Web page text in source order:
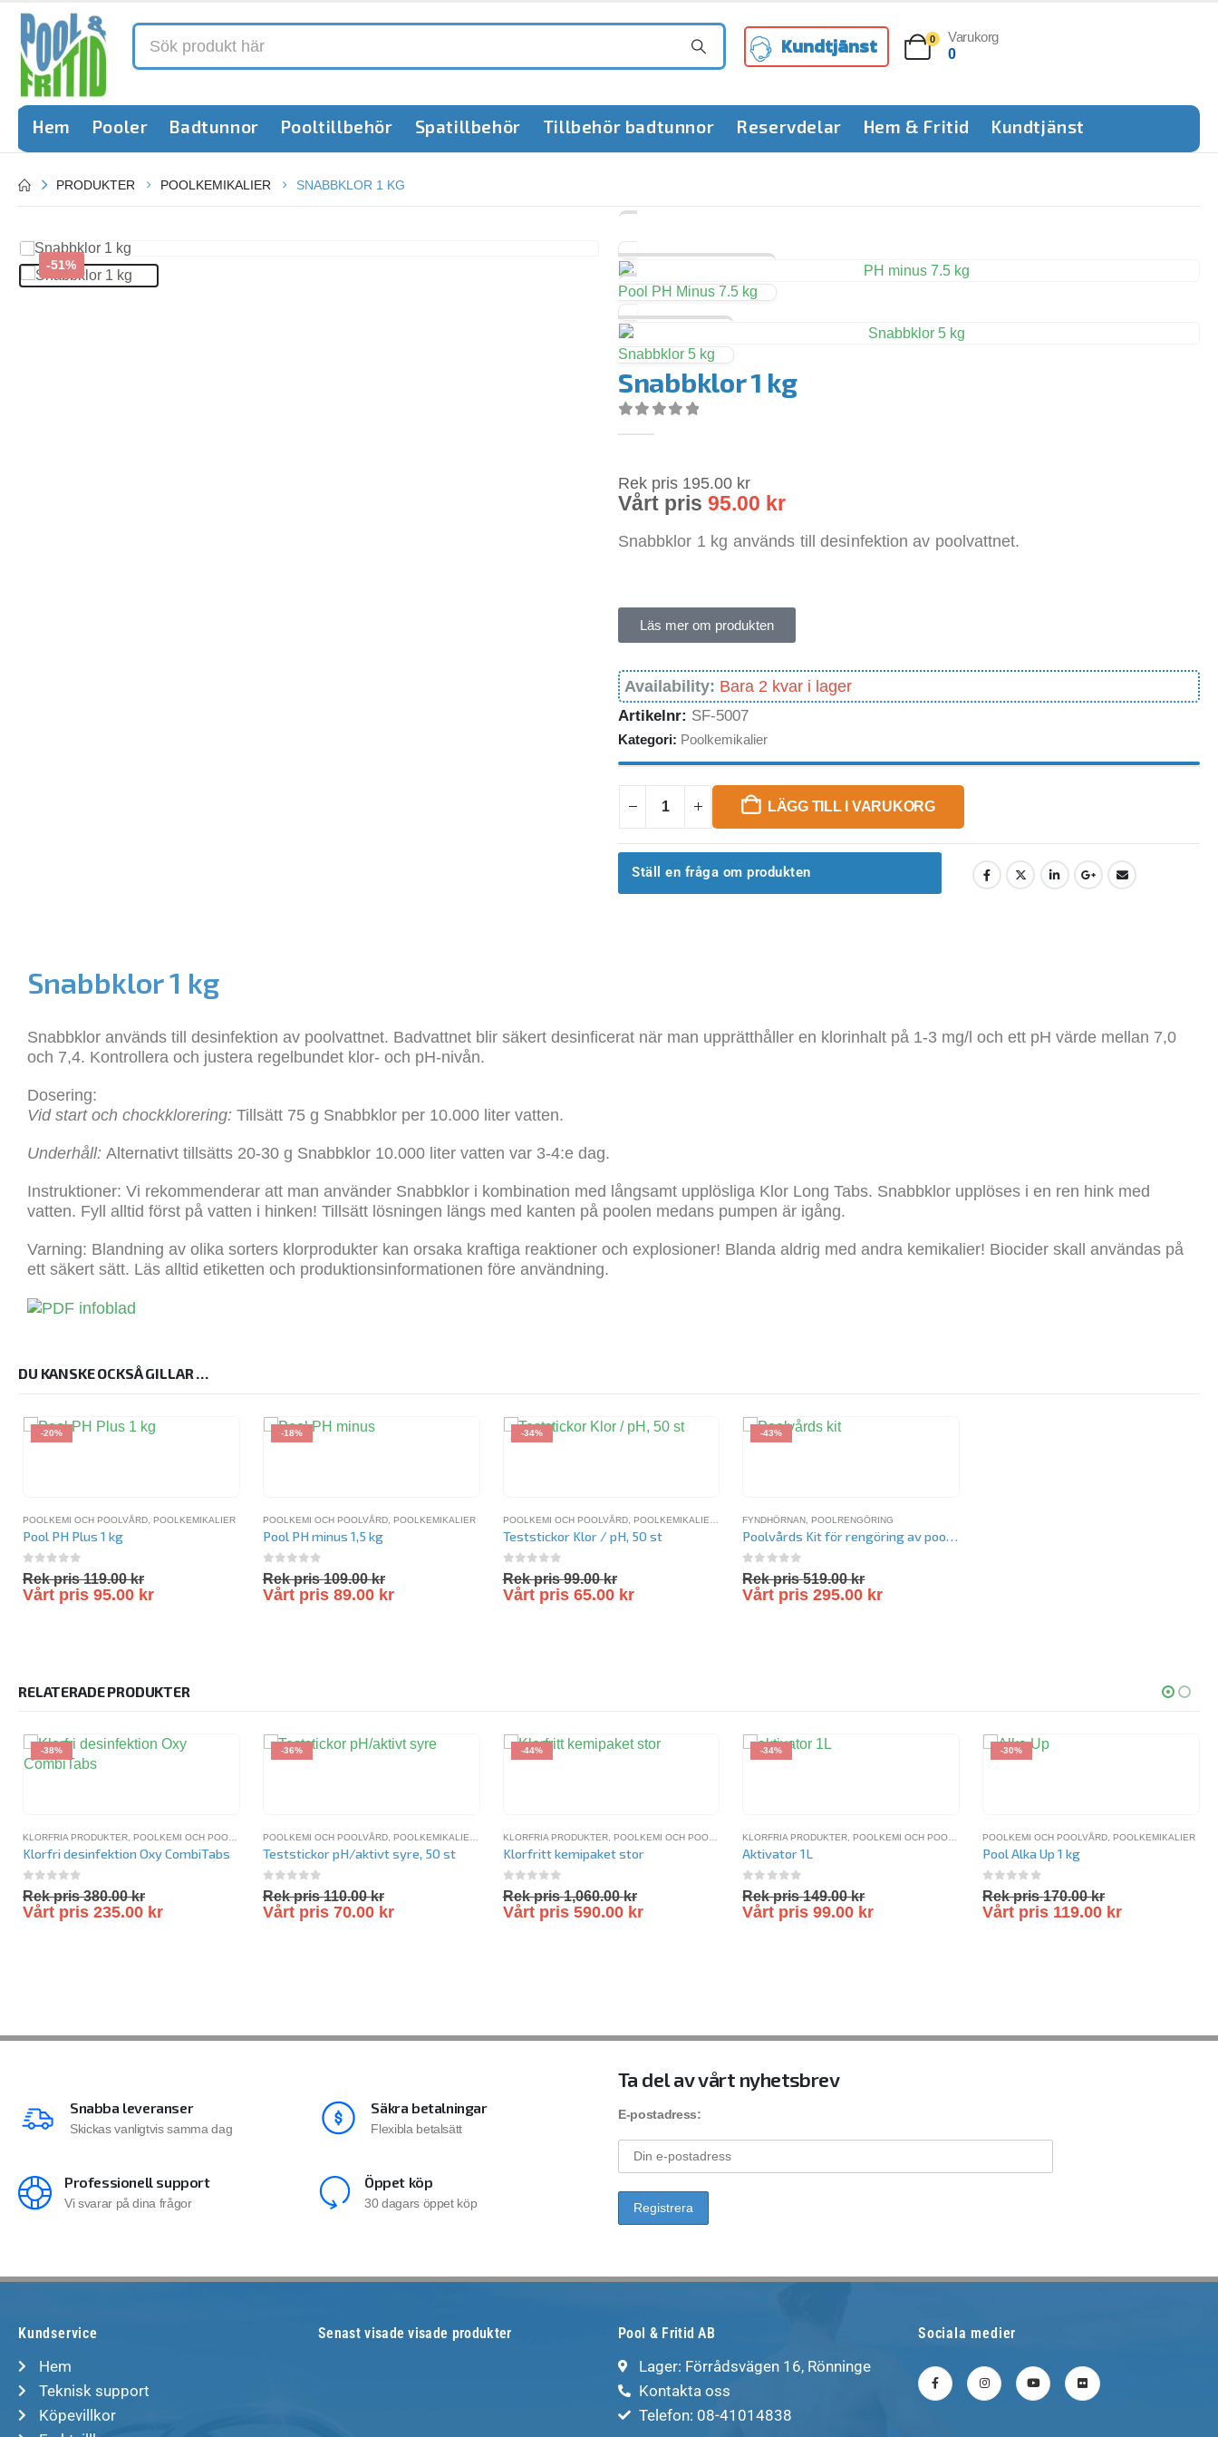
Kundtjänst 0
Varukorg
0
Hem Pooler Badtunnor Pooltillbehör Spatillbehör Tillbehör badtunnor Reservdelar Hem & Fritid Kundtjänst
PRODUKTER POOLKEMIKALIER SNABBKLOR 1 KG
-51%
Pool PH Minus 7.5 kg
Snabbklor 5 kg
Snabbklor 1 kg
Rek pris 195.00 kr
Vårt pris 95.00 kr
Snabbklor 1 kg används till desinfektion av poolvattnet.
Läs mer om produkten
Availability: Bara 2 kvar i lager
Artikelnr: SF-5007
Kategori: Poolkemikalier
LÄGG TILL I VARUKORG
Ställ en fråga om produkten
Snabbklor 1 kg
Snabbklor används till desinfektion av poolvattnet. Badvattnet blir säkert desinficerat när man upprätthåller en klorinhalt på 1-3 mg/l och ett pH värde mellan 7,0
och 7,4. Kontrollera och justera regelbundet klor- och pH-nivån.
Dosering:
Vid start och chockklorering: Tillsätt 75 g Snabbklor per 10.000 liter vatten.
Underhåll: Alternativt tillsätts 20-30 g Snabbklor 10.000 liter vatten var 3-4:e dag.
Instruktioner: Vi rekommenderar att man använder Snabbklor i kombination med långsamt upplösliga Klor Long Tabs. Snabbklor upplöses i en ren hink med
vatten. Fyll alltid först på vatten i hinken! Tillsätt lösningen längs med kanten på poolen medans pumpen är igång.
Varning: Blandning av olika sorters klorprodukter kan orsaka kraftiga reaktioner och explosioner! Blanda aldrig med andra kemikalier! Biocider skall användas på
ett säkert sätt. Läs alltid etiketten och produktionsinformationen före användning.
DU KANSKE OCKSÅ GILLAR …
-20%
POOLKEMI OCH POOLVÅRD POOLKEMIKALIER
Pool PH Plus 1 kg
0out of 5
Rek pris119.00kr
Vårt pris 95.00 kr
-18%
POOLKEMI OCH POOLVÅRD, POOLKEMIKALIER
Pool PH minus 1,5 kg
0out of 5
Rek pris109.00kr
Vårt pris 89.00 kr
-34%
POOLKEMI OCH POOLVÅRD, POOLKEMIKALIER SPAKEMIKALIER,VATTENTESTER
Teststickor Klor / pH, 50 st
0out of 5
Rek pris99.00kr
Vårt pris 65.00 kr
-43%
FYNDHÖRNAN POOLRENGÖRING
Poolvårds Kit för rengöring av poolen
0out of 5
Rek pris519.00kr
Vårt pris295.00 kr
RELATERADE PRODUKTER
-38%
KLORFRIA PRODUKTER POOLKEMI OCH POOLVÅRD POOLKEMIKALIER
Klorfri desinfektion Oxy CombiTabs
0out of 5
Rek pris380.00kr
Vårt pris 235.00 kr
-36%
POOLKEMI OCH POOLVÅRD, POOLKEMIKALIER SPAKEMIKALIER,VATTENTESTER
Teststickor pH/aktivt syre, 50 st
0out of 5
Rek pris110.00kr
Vårt pris 70.00 kr
-44%
KLORFRIA PRODUKTER, POOLKEMI OCH POOLVÅRD ,POOLKEMIKALIER,SPAKEMIKALIER
Klorfritt kemipaket stor
0out of 5
Rek pris1,060.00kr
Vårt pris 590.00 kr
-34%
KLORFRIA PRODUKTER POOLKEMI OCH POOLVÅRD ,POOLKEMIKALIER
Aktivator 1L
0out of 5
Rek pris149.00kr
Vårt pris99.00 kr
-30%
POOLKEMI OCH POOLVÅRD POOLKEMIKALIER
Pool Alka Up 1 kg
0out of 5
Rek pris170.00kr
Vårt pris 119.00 kr
Snabba leveranser
Skickas vanligtvis samma dag
Säkra betalningar
Flexibla betalsätt
Professionell support
Vi svarar på dina frågor
Öppet köp
30 dagars öppet köp
Ta del av vårt nyhetsbrev
E-postadress:
Kundservice
Hem
Teknisk support
Köpevillkor
Senast visade visade produkter Pool & Fritid AB
Lager: Förrådsvägen 16, Rönninge
Kontakta oss
Telefon: 08-41014838
Sociala medier